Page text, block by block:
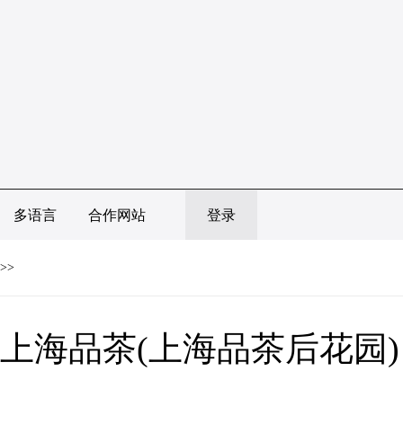
多语言 合作网站 登录
>>
上海品茶(上海品茶后花